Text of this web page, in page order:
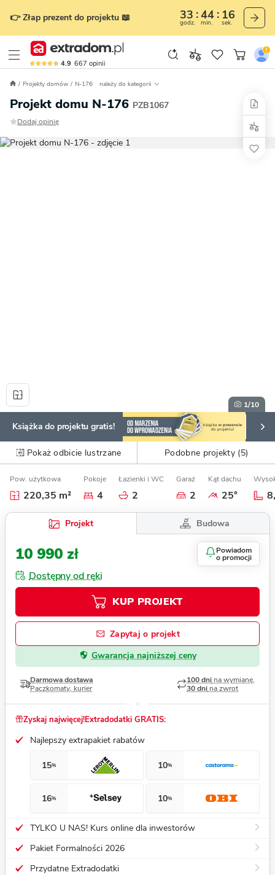
👉 Złap prezent do projektu 📖 33
godz.
44
min.
15
sek.
4.9 667 opinii
Projekty domów N-176 należy do kategorii
Projekt domu N-176 PZB1067
Dodaj opinię
1/10
Książka do projektu gratis!
Pokaż odbicie lustrzane Podobne projekty (5)
Pow. użytkowa
220,35 m²
Pokoje
4
Łazienki i WC
2
Garaż
2
Kąt dachu
25°
Projekt Budowa
10 990 zł Powiadom
o promocji
Dostępny od ręki
KUP PROJEKT
Zapytaj o projekt
Gwarancja najniższej ceny
Darmowa dostawa
Paczkomaty, kurier
100 dni na wymianę,
30 dni na zwrot
Zyskaj najwięcej!Extradodatki GRATIS:
Najlepszy extrapakiet rabatów
15% 10%
16% 10%
TYLKO U NAS! Kurs online dla inwestorów
Pakiet Formalności 2026
Przydatne Extradodatki